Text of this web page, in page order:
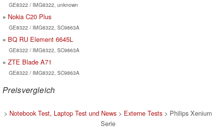
GE8322 / IMG8322, unknown
Nokia C20 Plus
GE8322 / IMG8322, SC9863A
BQ RU Element 6645L
GE8322 / IMG8322, SC9863A
ZTE Blade A71
GE8322 / IMG8322, SC9863A
Preisvergleich
> Notebook Test, Laptop Test und News > Externe Tests > Philips Xenium
Serie